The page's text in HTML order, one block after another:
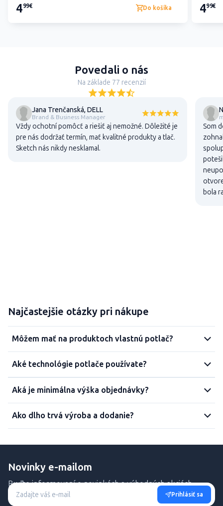
499€ Do košíka 499€
Povedali o nás
Na základe 77 recenzií
Jana Trenčanská, DELL
Brand & Business Manager
Vždy ochotní pomôcť a riešiť aj nemožné. Dôležité je
pre nás dodržať termín, mať kvalitné produkty a tlač.
Sketch nás nikdy nesklamal.
Som
bola
Najčastejšie otázky pri nákupe
Môžem mať na produktoch vlastnú potlač?
Aké technológie potlače používate?
Aká je minimálna výška objednávky?
Ako dlho trvá výroba a dodanie?
Novinky e-mailom
Buďte informovaní o novinkách a výhodných akciách.
Prihlásiť sa